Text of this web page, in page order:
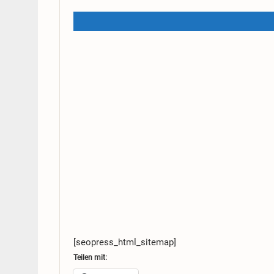
[seopress_html_sitemap]
Teilen mit: